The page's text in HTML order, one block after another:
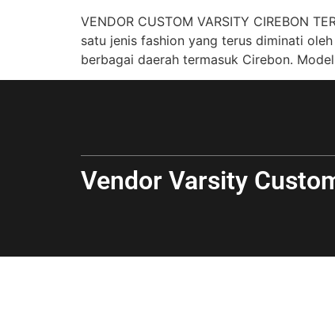
VENDOR CUSTOM VARSITY CIREBON
satu jenis fashion yang terus diminati
berbagai daerah termasuk Cirebon.
Vendor Varsity